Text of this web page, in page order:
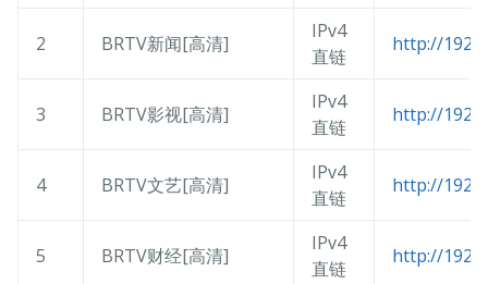
2 BRTV新闻[高清]
IPv4
直链
http://
3 BRTV影视[高清]
IPv4
直链
http://
4 BRTV文艺[高清]
IPv4
直链
http://
5 BRTV财经[高清]
IPv4
直链
http://